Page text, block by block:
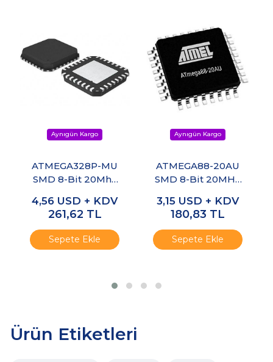
ATMEGA328P-MU
SMD 8-Bit 20Mhz
4,56 USD + KDV
261,62 TL
Sepete Ekle
ATMEGA88-20AU
SMD 8-Bit 20MHz
3,15 USD + KDV
180,83 TL
Sepete Ekle
Ürün Etiketleri